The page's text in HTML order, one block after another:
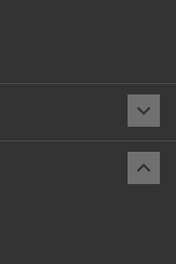
keyboard_arrow_down
keyboard_arrow_up